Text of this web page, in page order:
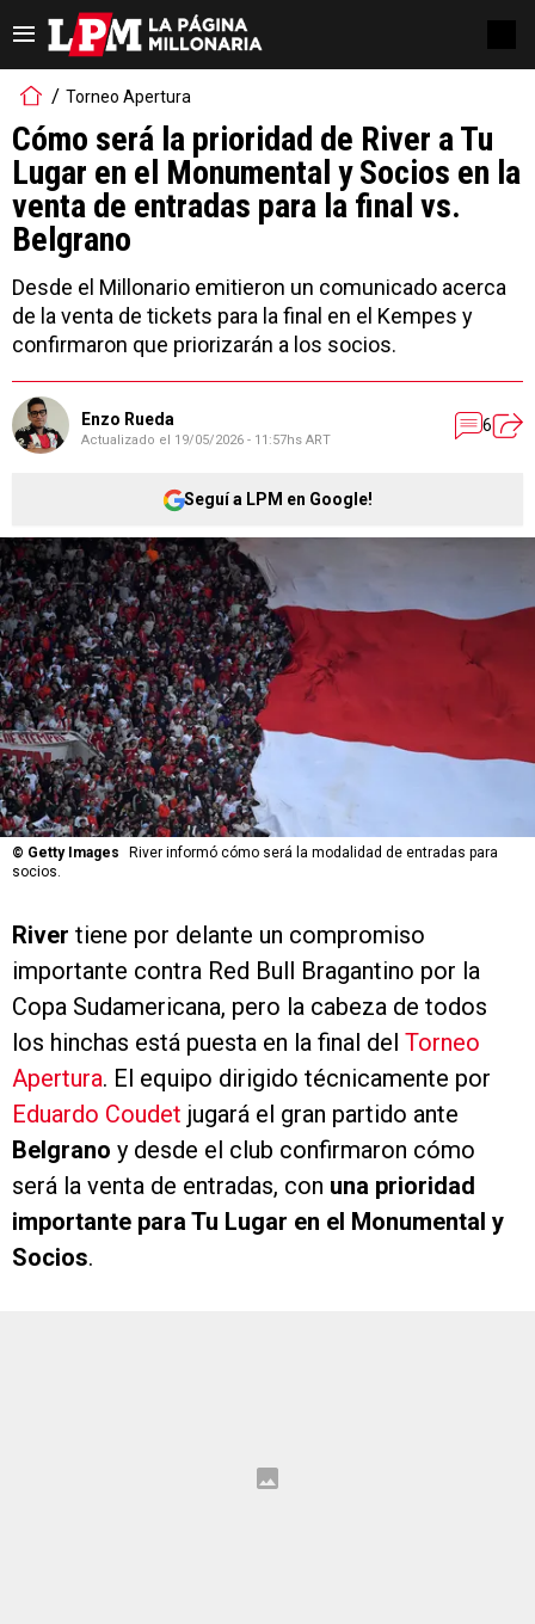
Torneo Apertura
Cómo será la prioridad de River a Tu
Lugar en el Monumental y Socios en la
venta de entradas para la final vs.
Belgrano
Desde el Millonario emitieron un comunicado acerca
de la venta de tickets para la final en el Kempes y
confirmaron que priorizarán a los socios.
Enzo Rueda
Actualizado el 19/05/2026 - 11:57hs ART
6
Seguí a LPM en Google!
© Getty Images
River informó cómo será la modalidad de entradas para
socios.
River tiene por delante un compromiso
importante contra Red Bull Bragantino por la
Copa Sudamericana, pero la cabeza de todos
los hinchas está puesta en la final del Torneo
Apertura. El equipo dirigido técnicamente por
Eduardo Coudet jugará el gran partido ante
Belgrano y desde el club confirmaron cómo
será la venta de entradas, con una prioridad
importante para Tu Lugar en el Monumental y
Socios.